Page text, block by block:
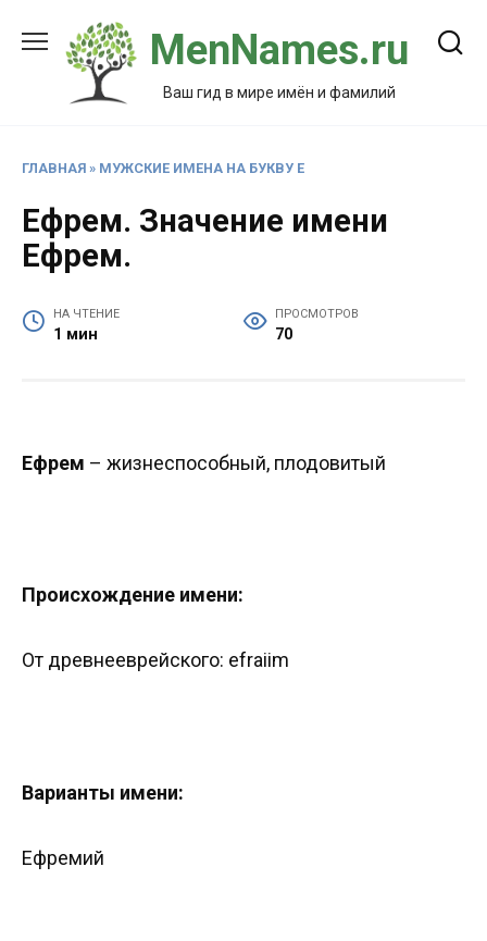
содержанию
MenNames.ru
Ваш гид в мире имён и фамилий
ГЛАВНАЯ » МУЖСКИЕ ИМЕНА НА БУКВУ Е
Ефрем. Значение имени
Ефрем.
НА ЧТЕНИЕ
1 мин
ПРОСМОТРОВ
70
Ефрем – жизнеспособный, плодовитый
Происхождение имени:
От древнееврейского: efraiim
Варианты имени:
Ефремий